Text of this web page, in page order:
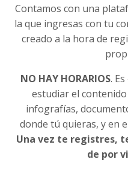
Contamos con una
la que ingresas con tu
creado a la hora de
NO HAY HORARIOS.
estudiar el
infografías,
donde tú quieras, y en
Una vez te registres,
de por